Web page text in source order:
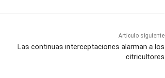
Artículo siguiente
Las continuas interceptaciones alarman a los
citricultores